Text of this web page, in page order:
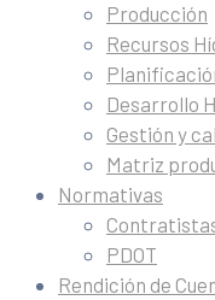
Producción
Recursos
Desarrollo
Gestión y
Matriz
Normativas
PDOT
Rendición de